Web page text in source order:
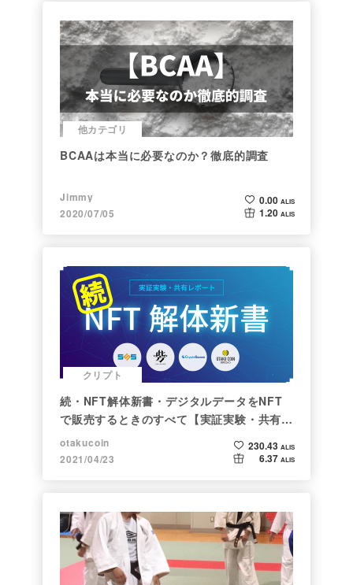
他カテゴリ
BCAAは本当に必要なのか？徹底的調査
Jimmy
2020/07/05
0.00 ALIS
1.20 ALIS
クリプト
続・NFT解体新書・デジタルデータをNFT
で販売するときのすべて【実証実験・共有レ
ポート】
otakucoin
2021/04/23
230.43 ALIS
6.37 ALIS